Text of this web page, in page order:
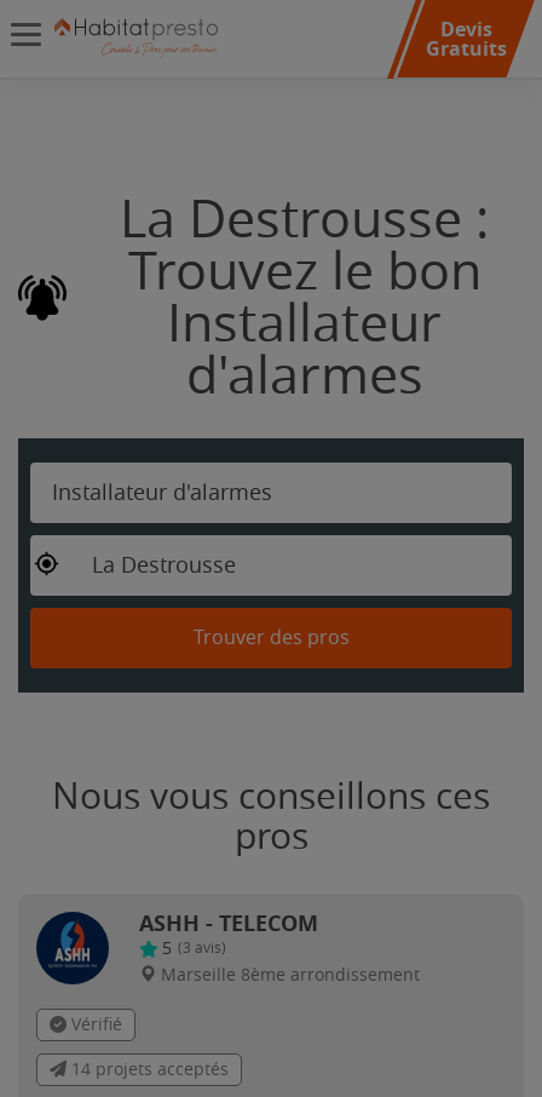
Devis
Gratuits
La Destrousse :
Trouvez le bon
Installateur
d'alarmes
Installateur d'alarmes
La Destrousse
Trouver des pros
Nous vous conseillons ces
pros
ASHH - TELECOM
5 (3 avis)
Marseille 8ème arrondissement
Vérifié
14 projets acceptés